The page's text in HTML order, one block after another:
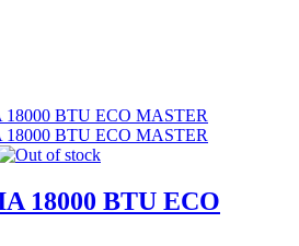
18000 BTU ECO